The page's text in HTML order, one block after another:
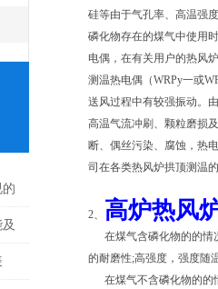
硅等由于气孔率、高温强
磷化物存在的煤气中使用
电偶，在有关用户的热风
测温热电偶（WRPy一或
送风过程中有较强振动。
高温气流冲刷、颗粒磨损
断、偶丝污染、腐蚀，热
司在各类热风炉拱顶测温
2、 高炉热风
在煤气含磷化物的的情
的耐磨性;高强度，强度随
在煤气不含磷化物的的